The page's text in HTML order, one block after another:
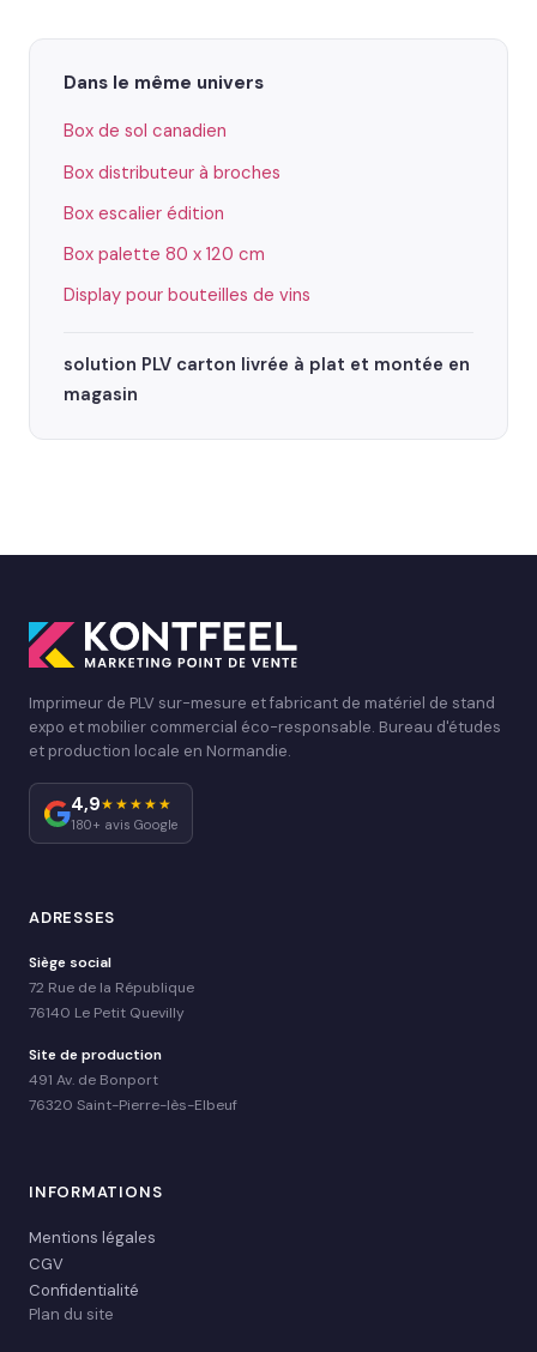
Dans le même univers
Box de sol canadien
Box distributeur à broches
Box escalier édition
Box palette 80 x 120 cm
Display pour bouteilles de vins
solution PLV carton livrée à plat et montée en
magasin
Imprimeur de PLV sur-mesure et fabricant de matériel de stand
expo et mobilier commercial éco-responsable. Bureau d'études
et production locale en Normandie.
4,9★★★★★
180+ avis Google
ADRESSES
Siège social
72 Rue de la République
76140 Le Petit Quevilly
Site de production
491 Av. de Bonport
76320 Saint-Pierre-lès-Elbeuf
INFORMATIONS
Mentions légales
CGV
Confidentialité
Plan du site